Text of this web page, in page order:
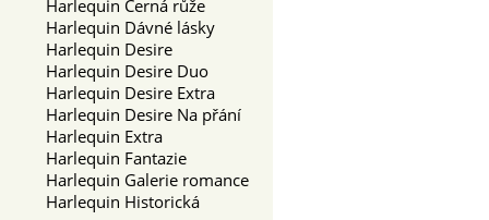
Harlequin Černá růže
Harlequin Dávné lásky
Harlequin Desire
Harlequin Desire Duo
Harlequin Desire Extra
Harlequin Desire Na přání
Harlequin Extra
Harlequin Fantazie
Harlequin Galerie romance
Harlequin Historická